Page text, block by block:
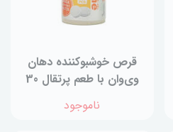
قرص خوشبو‌کننده دهان
وی‌وان با طعم پرتقال 30
ناموجود